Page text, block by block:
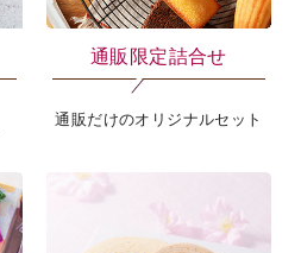
通販限定詰合せ
通販だけのオリジナルセット